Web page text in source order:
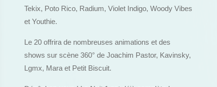
Tekix, Poto Rico, Radium, Violet Indigo, Woody Vibes
et Youthie.
Le 20 offrira de nombreuses animations et des
shows sur scène 360° de Joachim Pastor, Kavinsky,
Lgmx, Mara et Petit Biscuit.